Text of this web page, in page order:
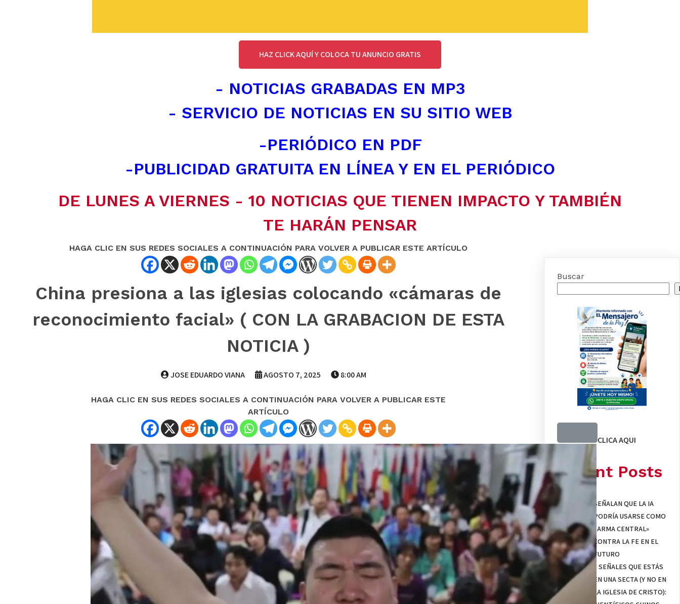
HAZ CLICK AQUÍ Y COLOCA TU ANUNCIO GRATIS
- NOTICIAS GRABADAS EN MP3
- SERVICIO DE NOTICIAS EN SU SITIO WEB
-PERIÓDICO EN PDF
-PUBLICIDAD GRATUITA EN LÍNEA Y EN EL PERIÓDICO
DE LUNES A VIERNES - 10 NOTICIAS QUE TIENEN IMPACTO Y TAMBIÉN
TE HARÁN PENSAR
HAGA CLIC EN SUS REDES SOCIALES A CONTINUACIÓN PARA VOLVER A PUBLICAR ESTE ARTÍCULO
China presiona a las iglesias colocando «cámaras de
reconocimiento facial» ( CON LA GRABACION DE ESTA
NOTICIA )
JOSE EDUARDO VIANA AGOSTO 7, 2025 8:00 AM
HAGA CLIC EN SUS REDES SOCIALES A CONTINUACIÓN PARA VOLVER A PUBLICAR ESTE
ARTÍCULO
Buscar
CLICA AQUI
Recent Posts
SEÑALAN QUE LA IA
PODRÍA USARSE COMO
«ARMA CENTRAL»
CONTRA LA FE EN EL
FUTURO
5 SEÑALES QUE ESTÁS
EN UNA SECTA (Y NO EN
LA IGLESIA DE CRISTO):